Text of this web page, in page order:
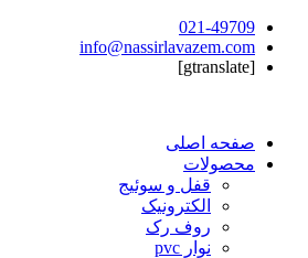
021-49709
info@nassirlavazem.com
[gtranslate]
صفحه اصلی
محصولات
قفل و سوئیج
الکترونیک
روف رک
نوار pvc